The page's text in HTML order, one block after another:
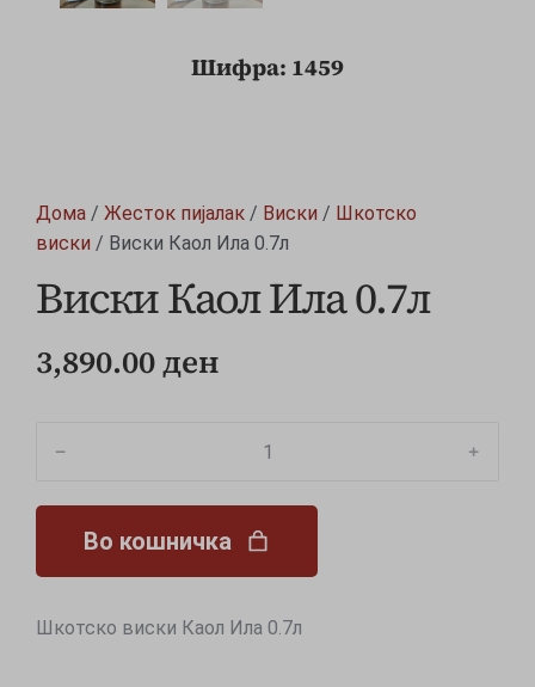
Шифра: 1459
Дома / Жесток пијалак / Виски / Шкотско
виски / Виски Каол Ила 0.7л
Виски Каол Ила 0.7л
3,890.00ден
﹣ ﹢
Во кошничка
Шкотско виски Каол Ила 0.7л